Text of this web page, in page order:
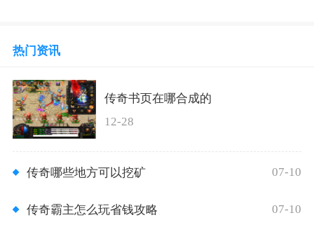
热门资讯
传奇书页在哪合成的
12-28
传奇哪些地方可以挖矿 07-10
传奇霸主怎么玩省钱攻略 07-10